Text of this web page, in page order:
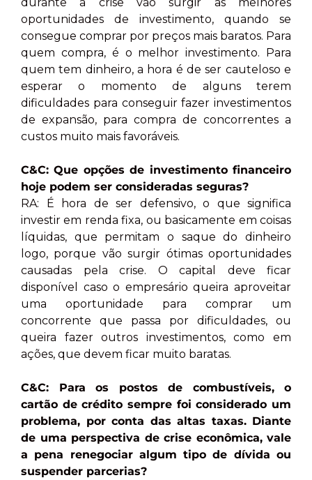
durante a crise vão surgir as melhores
oportunidades de investimento, quando se
consegue comprar por preços mais baratos. Para
quem compra, é o melhor investimento. Para
quem tem dinheiro, a hora é de ser cauteloso e
esperar o momento de alguns terem
dificuldades para conseguir fazer investimentos
de expansão, para compra de concorrentes a
custos muito mais favoráveis.
C&C: Que opções de investimento financeiro
hoje podem ser consideradas seguras?
RA: É hora de ser defensivo, o que significa
investir em renda fixa, ou basicamente em coisas
líquidas, que permitam o saque do dinheiro
logo, porque vão surgir ótimas oportunidades
causadas pela crise. O capital deve ficar
disponível caso o empresário queira aproveitar
uma oportunidade para comprar um
concorrente que passa por dificuldades, ou
queira fazer outros investimentos, como em
ações, que devem ficar muito baratas.
C&C: Para os postos de combustíveis, o
cartão de crédito sempre foi considerado um
problema, por conta das altas taxas. Diante
de uma perspectiva de crise econômica, vale
a pena renegociar algum tipo de dívida ou
suspender parcerias?